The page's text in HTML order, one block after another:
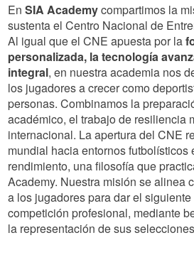
EnSIA Academycompartimos la
sustenta el Centro Nacional de
Al igual que el CNE apuesta por la
personalizada, la tecnología
integral, en nuestra academia nos
los jugadores a crecer como
personas. Combinamos la
académico, el trabajo de resiliencia
internacional. La apertura del CNE
mundial hacia entornos futbolísticos
rendimiento, una filosofía que
Academy. Nuestra misión se alinea
a los jugadores para dar el
competición profesional, mediante
la representación de sus